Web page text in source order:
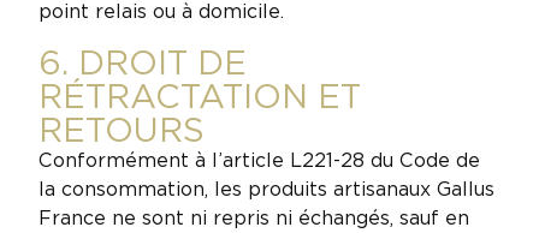
point relais ou à domicile.
6. DROIT DE
RÉTRACTATION ET
RETOURS
Conformément à l’article L221-28 du Code de
la consommation, les produits artisanaux Gallus
France ne sont ni repris ni échangés, sauf en